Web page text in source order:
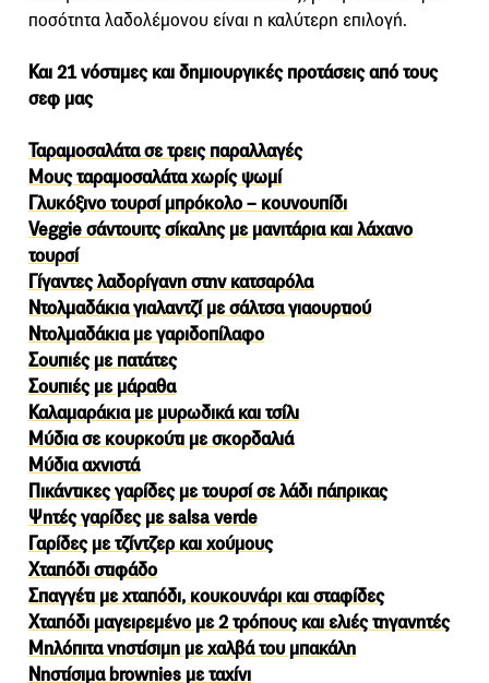
ποσότητα λαδολέμονου είναι η καλύτερη επιλογή.
Και 21 νόστιμες και δημιουργικές προτάσεις από τους
σεφ μας
Ταραμοσαλάτα σε τρεις παραλλαγές
Μους ταραμοσαλάτα χωρίς ψωμί
Γλυκόξινο τουρσί μπρόκολο – κουνουπίδι
Veggie σάντουιτς σίκαλης με μανιτάρια και λάχανο
τουρσί
Γίγαντες λαδορίγανη στην κατσαρόλα
Ντολμαδάκια γιαλαντζί με σάλτσα γιαουρτιού
Ντολμαδάκια με γαριδοπίλαφο
Σουπιές με πατάτες
Σουπιές με μάραθα
Καλαμαράκια με μυρωδικά και τσίλι
Μύδια σε κουρκούτι με σκορδαλιά
Μύδια αχνιστά
Πικάντικες γαρίδες με τουρσί σε λάδι πάπρικας
Ψητές γαρίδες με salsa verde
Γαρίδες με τζίντζερ και χούμους
Χταπόδι στιφάδο
Σπαγγέτι με χταπόδι, κουκουνάρι και σταφίδες
Χταπόδι μαγειρεμένο με 2 τρόπους και ελιές τηγανητές
Μηλόπιτα νηστίσιμη με χαλβά του μπακάλη
Νηστίσιμα brownies με ταχίνι